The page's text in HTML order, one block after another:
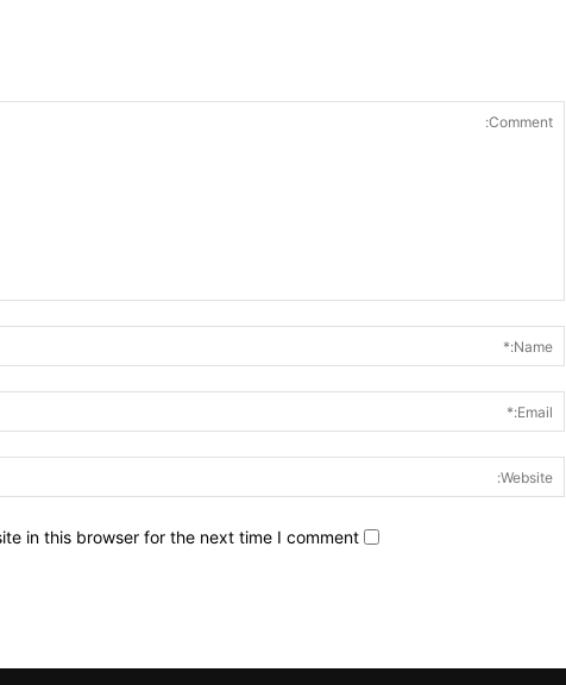
in this browser for the next time I comment.